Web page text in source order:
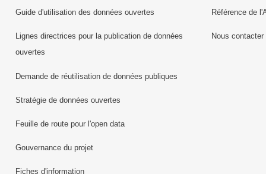
Guide d'utilisation des données ouvertes
Lignes directrices pour la publication de données
ouvertes
Demande de réutilisation de données publiques
Stratégie de données ouvertes
Feuille de route pour l'open data
Gouvernance du projet
Fiches d'information
Référence de
Nous contacter